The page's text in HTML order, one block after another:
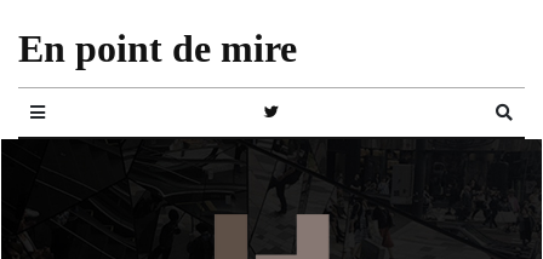
En point de mire